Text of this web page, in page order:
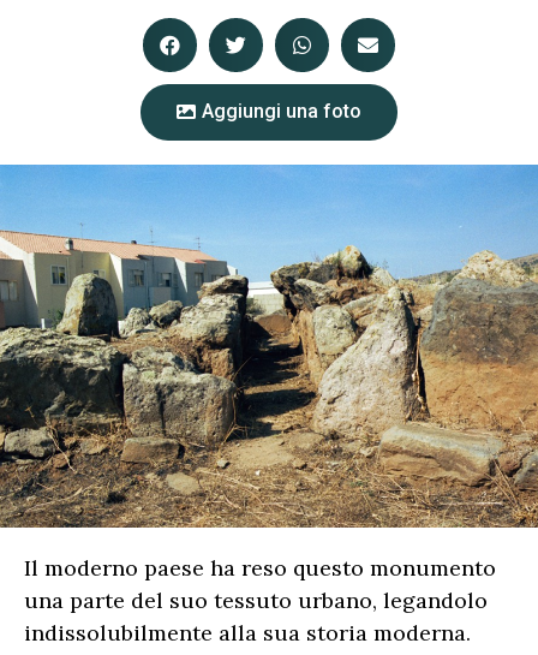
Aggiungi una foto
Il moderno paese ha reso questo monumento
una parte del suo tessuto urbano, legandolo
indissolubilmente alla sua storia moderna.